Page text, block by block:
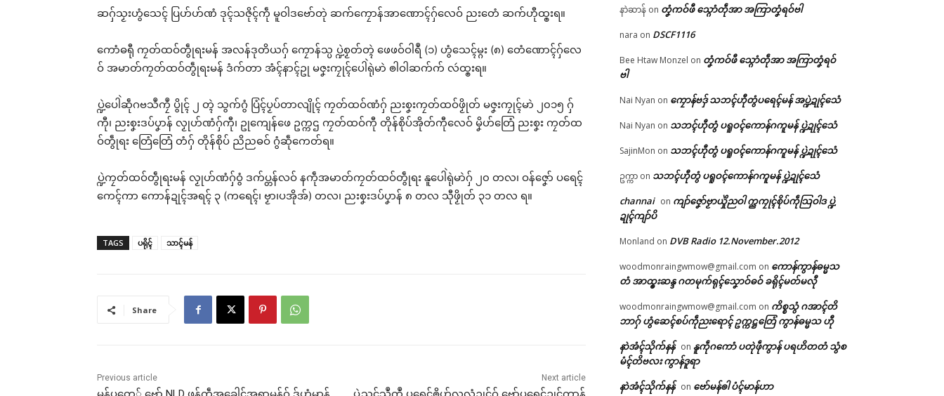
ကေတ်အဆက်
© ဌာန်ပရိုၚ်ဗၠးၜးမန်
ဝိုၚ်ဝေၚ်လံၚ်သြန်ဂမၠိုၚ်ဂှ်
မန် ရပ်စပ်မာန်ဟာ …
June 25, 2026
In "လိက်ပရေၚ်"
ပ္ဍဲဘာတန်သဇိုၚ်တွဵုရးဍုၚ်
မန် စဵုကဵု Grade 5 မာန်ဂှ်
ပ္တိုန်ထ္ၜး ပ္ဍဲကၠတ်ထဝ်
ပ္ဍဲတွဵုရးဍုၚ်မန် သၞေဟ်
ဂီုကၠီုတုဲ အာတ်ကေတ်သြ
န်ညးဍုၚ်ကွာန်တံ ဟွံမွဲကဵု
ဆဂှ်သၟးဟွံသေၚ် ပြဟ်ဟ်ဏံ ဒုၚ်သဇိုၚ်ကဵု မူဝါဒဗော်တုဲ ဆက်ကၠောန်အာဏောၚ်ဂှ်လေဝ် ညးတေံ ဆက်ဟီုထ္ၜးရ။
ကောံဓရီု ကၠတ်ထဝ်တွဵုရးမန် အလန်ဒုတိယဂှ် ကၠောန်သ္ပ ပ္ဍဲစၟတ်တ္ၚဲ ဖေဖဝ်ဝါရဳ (၁) ဟွံသေၚ်မ္ဂး (၈) တေံဏောၚ်ဂှ်လေ
ဝ် အမာတ်ကၠတ်ထဝ်တွဵုရးမန် ဒံက်တာ အံၚ်နာၚ်ဥု မဇၞးကၠုၚ်ပေါဲရုဲမာဲ ၜါဝါဆက်က် လဴထ္ၜးရ။
ပ္ဍဲပေါဲဆဵုဂဗသဳကၠဳ ပွိုၚ် ၂ တ္ၚဲ သွက်ဂွံ ပြံၚ်ပၟပ်တာလျိုၚ် ကၠတ်ထဝ်ဏံဂှ် ညးစၞးကၠတ်ထဝ်ဖၟိုတ် မဇၞးကၠုၚ်မာဲ ၂၀၁၅ ဂှ်
ကီု၊ ညးစၞးဒပ်ပၞာန် လၟုဟ်ဏံဂှ်ကီု၊ ဥုကျေန်ဖေ ဥက္ကဌ ကၠတ်ထဝ်ကီု တိုန်စိုပ်အိုတ်ကီုလေဝ် မၞိဟ်တြေံ ညးစၞး ကၠတ်ထ
ဝ်တွဵုရး တြေံတြေံ တံဂှ် တိုန်စိုပ် ညိညဓဝ် ဂွံဆဵုကေတ်ရ။
ပ္ဍဲကၠတ်ထဝ်တွဵုရးမန် လၟုဟ်ဏံဂှ်ဝွံ ဒက်ပ္တန်လဝ် နကဵုအမာတ်ကၠတ်ထဝ်တွဵုရး နူပေါဲရုဲမာဲဂှ် ၂၀ တလ၊ ဝန်ဇၞော် ပရေၚ်
ကေၚ်ကာ ကောန်ဍုၚ်အရၚ် ၃ (ကရေၚ်၊ ဗၟာ၊ပအိုအ်) တလ၊ ညးစၞးဒပ်ပၞာန် ၈ တလ သီုဖၟိုတ် ၃၁ တလ ရ။
TAGS ပရိုၚ် သာၚ်မန်
Share
Previous article Next article
နာဲဆာန် on တၞံကဝ်ဖီ သ္ဂောံတဵုအာ အကြာတၞံရဝ်ဗါ
nara on DSCF1116
Bee Htaw Monzel on တၞံကဝ်ဖီ သ္ဂောံတဵုအာ အကြာတၞံရဝ်
ဗါ
Nai Nyan on ကၠောန်ဗဒှ် သဘၚ်ဟီုတွံပရေၚ်မန် အပ္ဍဲဍုၚ်သေံ
Nai Nyan on သဘၚ်ဟီုတွံ ပရူဝၚ်ကောန်ဂကူမန် ပ္ဍဲဍုၚ်သေံ
SajinMon on သဘၚ်ဟီုတွံ ပရူဝၚ်ကောန်ဂကူမန် ပ္ဍဲဍုၚ်သေံ
ဥက္ကာ on သဘၚ်ဟီုတွံ ပရူဝၚ်ကောန်ဂကူမန် ပ္ဍဲဍုၚ်သေံ
channai on ကျာ်ဇၞော်ဗၟာယှိုဲညဝါ က္ညကၠုၚ်စိုပ်ကဵုသြဝါဒ ပ္ဍဲ
ဍုၚ်ကျာ်ပိ
Monland on DVB Radio 12.November.2012
woodmonraingwmow@gmail.com on ကောန်ကွာန်ဓမ္မသ
တံ အာထ္ၜးဆန္ဒ ဂတမုက်ရုၚ်သၞောဝ်ဓဝ် ခရိုၚ်မတ်မလီု
woodmonraingwmow@gmail.com on ကိစ္စသွံ ဂအာၚ်တိ
ဘာဂှ် ဟွံဆေၚ်စပ်ကဵုညးရောၚ် ဥက္ကဋ္ဌတြေံ ကွာန်ဓမ္မသ ဟီု
နာဲအံၚ်သိုက်နန် on နူကဵုဂကောံ ပတုဲဖဵုကွာန် ပရဟိတတံ သွံစ
မံၚ်တိဗလး ကွာန်ဒူရာ
နာဲအံၚ်သိုက်နန် on ဗော်မန်ၜါ ပံၚ်မာန်ဟာ